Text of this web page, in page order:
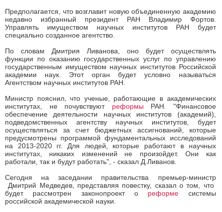
Предполагается, что возглавит новую объединенную академию
недавно избранный президент РАН Владимир Фортов.
Управлять имуществом научных институтов РАН будет
специально созданное агентство.
По словам Дмитрия Ливанова, оно будет осуществлять
функции по оказанию государственных услуг по управлению
государственным имуществом научных институтов Российской
академии наук. Этот орган будет условно называться
Агентством научных институтов РАН.
Министр пояснил, что ученые, работающие в академических
институтах, не почувствуют реформы РАН. "Финансовое
обеспечение деятельности научных институтов (академий),
подведомственных агентству научных институтов, будет
осуществляться за счет бюджетных ассигнований, которые
предусмотрены программой фундаментальных исследований
на 2013-2020 гг. Для людей, которые работают в научных
институтах, никаких изменений не произойдет. Они как
работали, так и будут работать", - сказал Д.Ливанов.
Сегодня на заседании правительства премьер-министр
Дмитрий Медведев, представляя повестку, сказал о том, что
будет рассмотрен законопроект о реформе системы
российской академической науки.